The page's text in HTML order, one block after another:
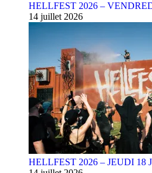
HELLFEST 2026 –
14 juillet 2026
HELLFEST 2026 – JEUDI 18